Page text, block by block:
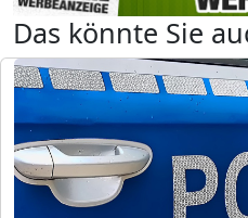
Das könnte Sie